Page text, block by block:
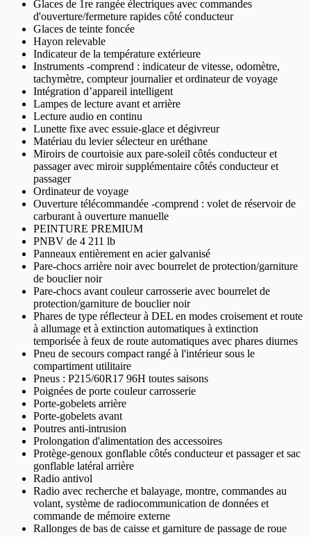
Glaces de 1re rangée électriques avec commandes
d'ouverture/fermeture rapides côté conducteur
Glaces de teinte foncée
Hayon relevable
Indicateur de la température extérieure
Instruments -comprend : indicateur de vitesse, odomètre,
tachymètre, compteur journalier et ordinateur de voyage
Intégration d’appareil intelligent
Lampes de lecture avant et arrière
Lecture audio en continu
Lunette fixe avec essuie-glace et dégivreur
Matériau du levier sélecteur en uréthane
Miroirs de courtoisie aux pare-soleil côtés conducteur et
passager avec miroir supplémentaire côtés conducteur et
passager
Ordinateur de voyage
Ouverture télécommandée -comprend : volet de réservoir de
carburant à ouverture manuelle
PEINTURE PREMIUM
PNBV de 4 211 lb
Panneaux entièrement en acier galvanisé
Pare-chocs arrière noir avec bourrelet de protection/garniture
de bouclier noir
Pare-chocs avant couleur carrosserie avec bourrelet de
protection/garniture de bouclier noir
Phares de type réflecteur à DEL en modes croisement et route
à allumage et à extinction automatiques à extinction
temporisée à feux de route automatiques avec phares diurnes
Pneu de secours compact rangé à l'intérieur sous le
compartiment utilitaire
Pneus : P215/60R17 96H toutes saisons
Poignées de porte couleur carrosserie
Porte-gobelets arrière
Porte-gobelets avant
Poutres anti-intrusion
Prolongation d'alimentation des accessoires
Protège-genoux gonflable côtés conducteur et passager et sac
gonflable latéral arrière
Radio antivol
Radio avec recherche et balayage, montre, commandes au
volant, système de radiocommunication de données et
commande de mémoire externe
Rallonges de bas de caisse et garniture de passage de roue